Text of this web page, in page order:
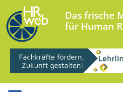
Das frische
für Human